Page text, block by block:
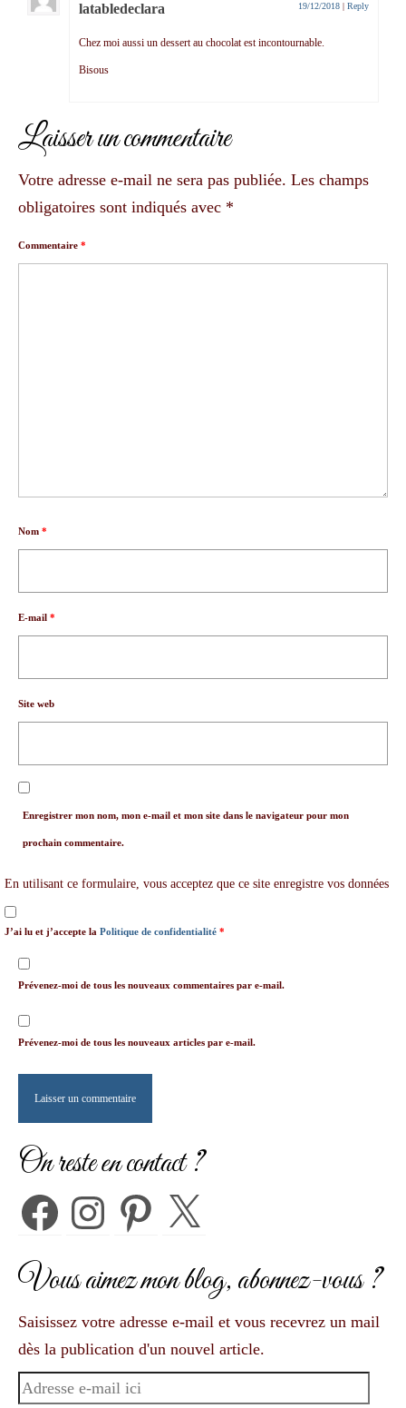
latabledeclara 19/12/2018 Reply
Chez moi aussi un dessert au chocolat est incontournable.
Bisous
Laisser un commentaire
Votre adresse e-mail ne sera pas publiée. Les champs
obligatoires sont indiqués avec *
Commentaire *
Nom *
E-mail *
Site web
Enregistrer mon nom, mon e-mail et mon site dans le navigateur pour mon
prochain commentaire.
En utilisant ce formulaire, vous acceptez que ce site enregistre vos données
J’ai lu et j’accepte la Politique de confidentialité *
Prévenez-moi de tous les nouveaux commentaires par e-mail.
Prévenez-moi de tous les nouveaux articles par e-mail.
On reste en contact ?
FacebookInstagramPinterest X
Vous aimez mon blog, abonnez-vous ?
Saisissez votre adresse e-mail et vous recevrez un mail
dès la publication d'un nouvel article.
Adresse